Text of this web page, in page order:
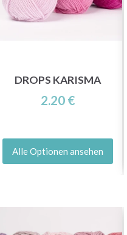
DROPS KARISMA
2.20 €
Alle Optionen ansehen
Garn-Community
Zugang zu